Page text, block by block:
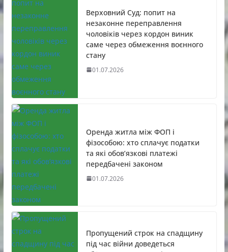
Верховний Суд: попит на
незаконне переправлення
чоловіків через кордон виник
саме через обмеження воєнного
стану
01.07.2026
Оренда житла між ФОП і
фізособою: хто сплачує податки
та які обов’язкові платежі
передбачені законом
01.07.2026
Пропущений строк на спадщину
під час війни доведеться